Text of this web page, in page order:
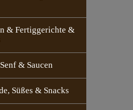
& Fertiggerichte &
& Saucen
Süßes & Snacks